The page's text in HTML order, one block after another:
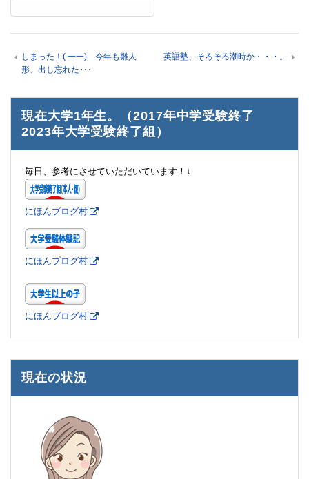
しまった！( 一一) 今年も雛人
形、出し忘れた･･･
英語塾、そろそろ潮時か・・・。
現在大学1年生。（2017年中学受験終了
2023年大学受験終了組）
毎日、参考にさせていただいています！↓
にほんブログ村
にほんブログ村
にほんブログ村
現在の状況